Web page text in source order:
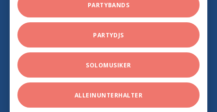
PARTYBANDS
PARTYDJS
SOLOMUSIKER
ALLEINUNTERHALTER